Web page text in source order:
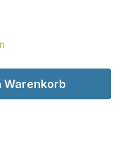
Warenkorb